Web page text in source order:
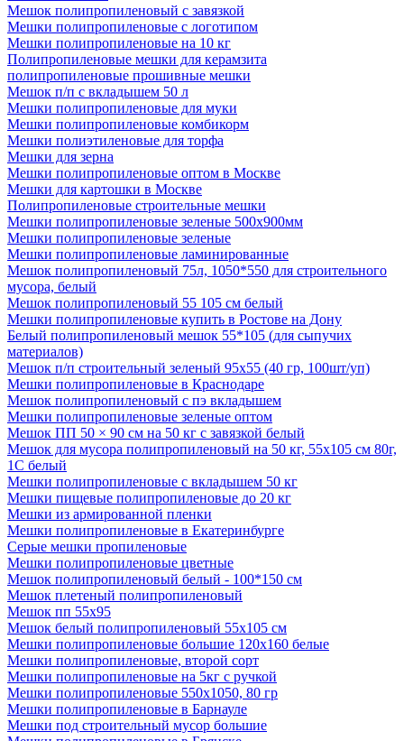
Мешок полипропиленовый с завязкой
Мешки полипропиленовые с логотипом
Мешки полипропиленовые на 10 кг
Полипропиленовые мешки для керамзита
полипропиленовые прошивные мешки
Мешок п/п с вкладышем 50 л
Мешки полипропиленовые для муки
Мешки полипропиленовые комбикорм
Мешки полиэтиленовые для торфа
Мешки для зерна
Мешки полипропиленовые оптом в Москве
Мешки для картошки в Москве
Полипропиленовые строительные мешки
Мешки полипропиленовые зеленые 500х900мм
Мешки полипропиленовые зеленые
Мешки полипропиленовые ламинированные
Мешок полипропиленовый 75л, 1050*550 для строительного
мусора, белый
Мешок полипропиленовый 55 105 см белый
Мешки полипропиленовые купить в Ростове на Дону
Белый полипропиленовый мешок 55*105 (для сыпучих
материалов)
Мешок п/п строительный зеленый 95х55 (40 гр, 100шт/уп)
Мешки полипропиленовые в Краснодаре
Мешок полипропиленовый с пэ вкладышем
Мешки полипропиленовые зеленые оптом
Мешок ПП 50 × 90 см на 50 кг с завязкой белый
Мешок для мусора полипропиленовый на 50 кг, 55х105 см 80г,
1С белый
Мешки полипропиленовые с вкладышем 50 кг
Мешки пищевые полипропиленовые до 20 кг
Мешки из армированной пленки
Мешки полипропиленовые в Екатеринбурге
Серые мешки пропиленовые
Мешки полипропиленовые цветные
Мешок полипропиленовый белый - 100*150 см
Мешок плетеный полипропиленовый
Мешок пп 55х95
Мешок белый полипропиленовый 55x105 см
Мешки полипропиленовые большие 120х160 белые
Мешки полипропиленовые, второй сорт
Мешки полипропиленовые на 5кг с ручкой
Мешки полипропиленовые 550х1050, 80 гр
Мешки полипропиленовые в Барнауле
Мешки под строительный мусор большие